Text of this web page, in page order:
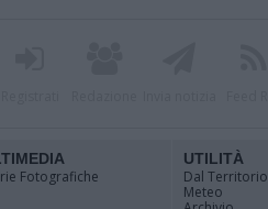
Fotografiche
UTILITÀ
Dal Territorio
Meteo